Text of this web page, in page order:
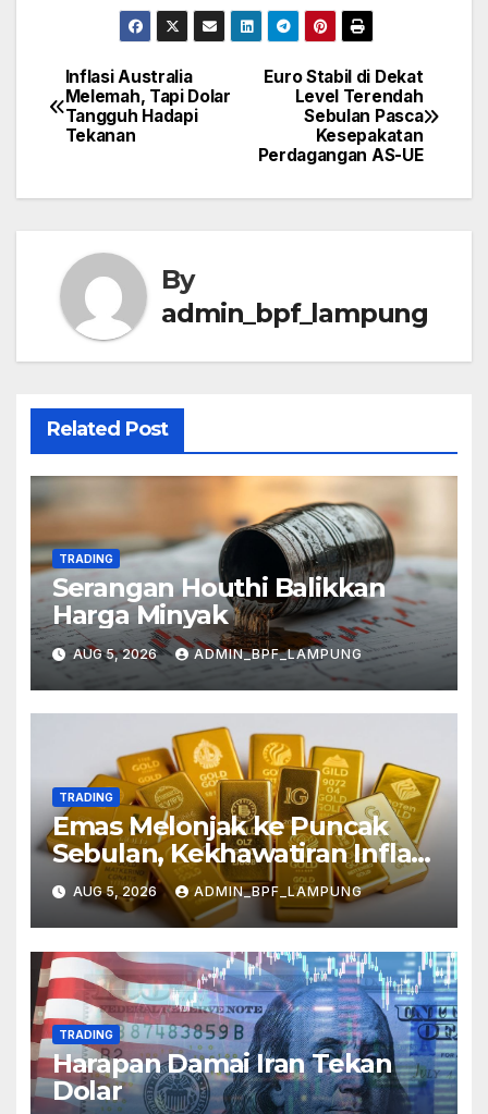
Post
navigation
Euro Stabil di Dekat
Level Terendah
Sebulan Pasca
Kesepakatan
Perdagangan AS-UE
Inflasi Australia
Melemah, Tapi Dolar
Tangguh Hadapi
Tekanan
By
admin_bpf_lampung
Related Post
TRADING
Serangan Houthi Balikkan
Harga Minyak
AUG 5, 2026 ADMIN_BPF_LAMPUNG
TRADING
Emas Melonjak ke Puncak
Sebulan, Kekhawatiran Inflasi
Mereda
AUG 5, 2026 ADMIN_BPF_LAMPUNG
TRADING
Harapan Damai Iran Tekan
Dolar